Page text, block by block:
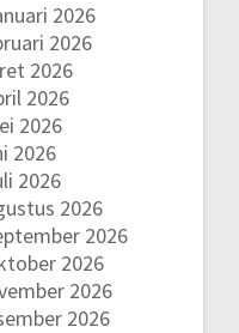
2026
2026
2026
2026
2026
2026
2026
2026
2026
2026
2026
2026